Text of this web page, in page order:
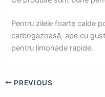
Pentru zilele foarte calde
carbogazoasă, ape cu
pentru limonade rapide.
PREVIOUS